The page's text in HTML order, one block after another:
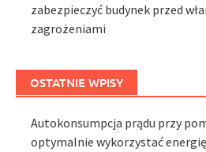
zabezpieczyć budynek przed
zagrożeniami
OSTATNIE WPISY
Autokonsumpcja prądu przy
optymalnie wykorzystać